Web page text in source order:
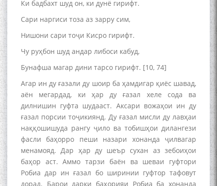
Ки бадбахт шуд он, ки дунё гирифт.
Сари наргиси тоза аз зарру сим,
Нишони сари тоҷи Кисро гирифт.
Чу руҳбон шуд андар либоси кабуд,
Бунафша магар дини тарсо гирифт. [10, 74]
Агар ин ду ғазали ду шоир ба ҳамдигар қиёс шавад,
аён мегардад, ки ҳар ду ғазал хеле сода ва
дилнишин гуфта шудааст. Аксари вожаҳои ин ду
ғазал порсии тоҷикиянд. Ду ғазал мисли ду лавҳаи
наққошишуда рангу ҷило ва тобишҳои дилангези
фасли баҳорро пеши назари хонанда ҷилвагар
менамояд. Дар ҳар ду шеър сухан аз зебоиҳои
баҳор аст. Аммо тарзи баён ва шеваи гуфтори
Робиа дар ин ғазал бо ширинии гуфтор тафовут
дорад. Барои дарки баҳорияи Робиа ба хонанда